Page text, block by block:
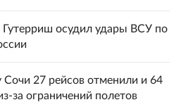
осудил удары ВСУ по
Сочи 27 рейсов отменили и 64
за ограничений полетов